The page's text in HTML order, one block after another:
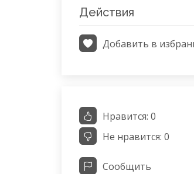
Действия
Добавить в
Нравится: 0
Не нравится: 0
Сообщить